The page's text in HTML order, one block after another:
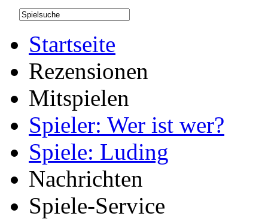
Startseite
Rezensionen
Mitspielen
Spieler: Wer ist wer?
Spiele: Luding
Nachrichten
Spiele-Service